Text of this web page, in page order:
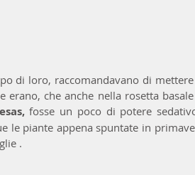
di loro, raccomandavano di
erano, che anche nella rosetta
fosse un poco di potere
le piante appena spuntate in
.